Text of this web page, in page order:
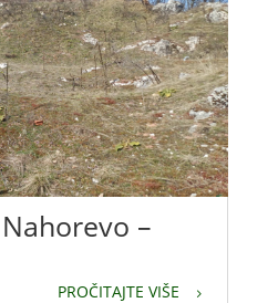
–
PROČITAJTE VIŠE